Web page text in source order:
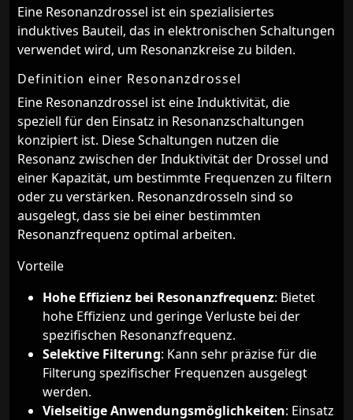
Eine Resonanzdrossel ist ein spezialisiertes
induktives Bauteil, das in elektronischen Schaltungen
verwendet wird, um Resonanzkreise zu bilden.
Definition einer Resonanzdrossel
Eine Resonanzdrossel ist eine Induktivität, die
speziell für den Einsatz in Resonanzschaltungen
konzipiert ist. Diese Schaltungen nutzen die
Resonanz zwischen der Induktivität der Drossel und
einer Kapazität, um bestimmte Frequenzen zu filtern
oder zu verstärken. Resonanzdrosseln sind so
ausgelegt, dass sie bei einer bestimmten
Resonanzfrequenz optimal arbeiten.
Vorteile
Hohe Effizienz bei Resonanzfrequenz: Bietet
hohe Effizienz und geringe Verluste bei der
spezifischen Resonanzfrequenz.
Selektive Filterung: Kann sehr präzise für die
Filterung spezifischer Frequenzen ausgelegt
werden.
Vielseitige Anwendungsmöglichkeiten: Einsatz